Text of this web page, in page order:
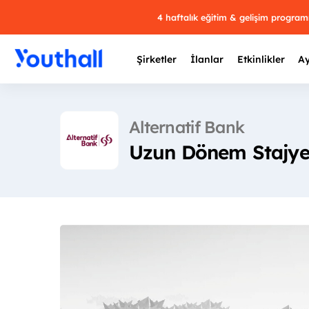
4 haftalık eğitim & gelişim
Şirketler İlanlar Etkinlikler
Alternatif Bank
Uzun Dönem